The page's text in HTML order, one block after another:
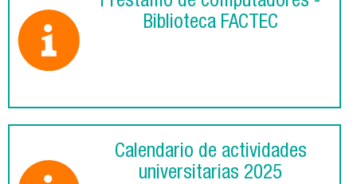
Biblioteca FACTEC
Calendario de actividades
universitarias 2025